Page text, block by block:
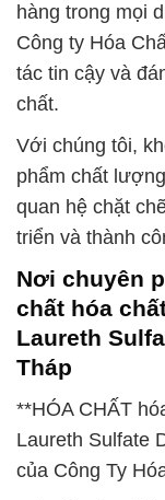
hàng trong mọi
Công ty Hóa
tác tin cậy và
chất.
Với chúng tôi,
phẩm chất
quan hệ chặt
triển và thành
Nơi chuyên
chất hóa
Laureth
Tháp
**HÓA CHẤT
Laureth Sulfate
của Công Ty